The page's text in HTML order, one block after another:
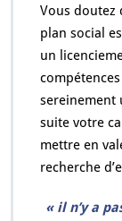
Vous doutez
plan social
un
sereinement
suite votre
mettre en
recherche
« il n’y a